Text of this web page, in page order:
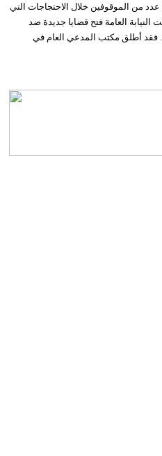
من الموقوفين خلال الاحتجاجات التي
النيابة العامة فتح قضايا جديدة ضد
فقد أطلق مكتب المدعي العام في